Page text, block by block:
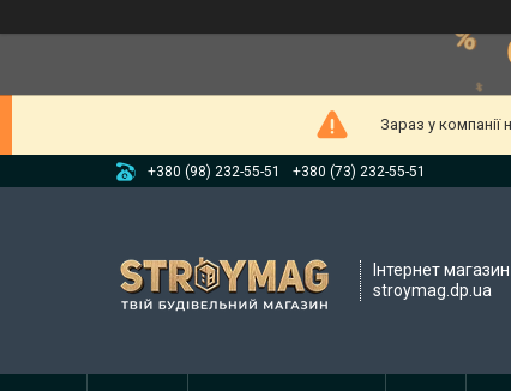
Зараз у
+380 (98) 232-55-51 +380 (73) 232-55-51
Інтернет магазин
stroymag.dp.ua